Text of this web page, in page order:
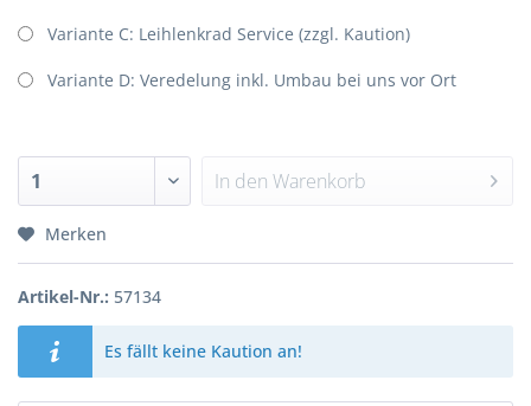
Variante C: Leihlenkrad Service (zzgl. Kaution)
Variante D: Veredelung inkl. Umbau bei uns vor Ort
In den Warenkorb
Merken
Artikel-Nr.: 57134
Es fällt keine Kaution an!